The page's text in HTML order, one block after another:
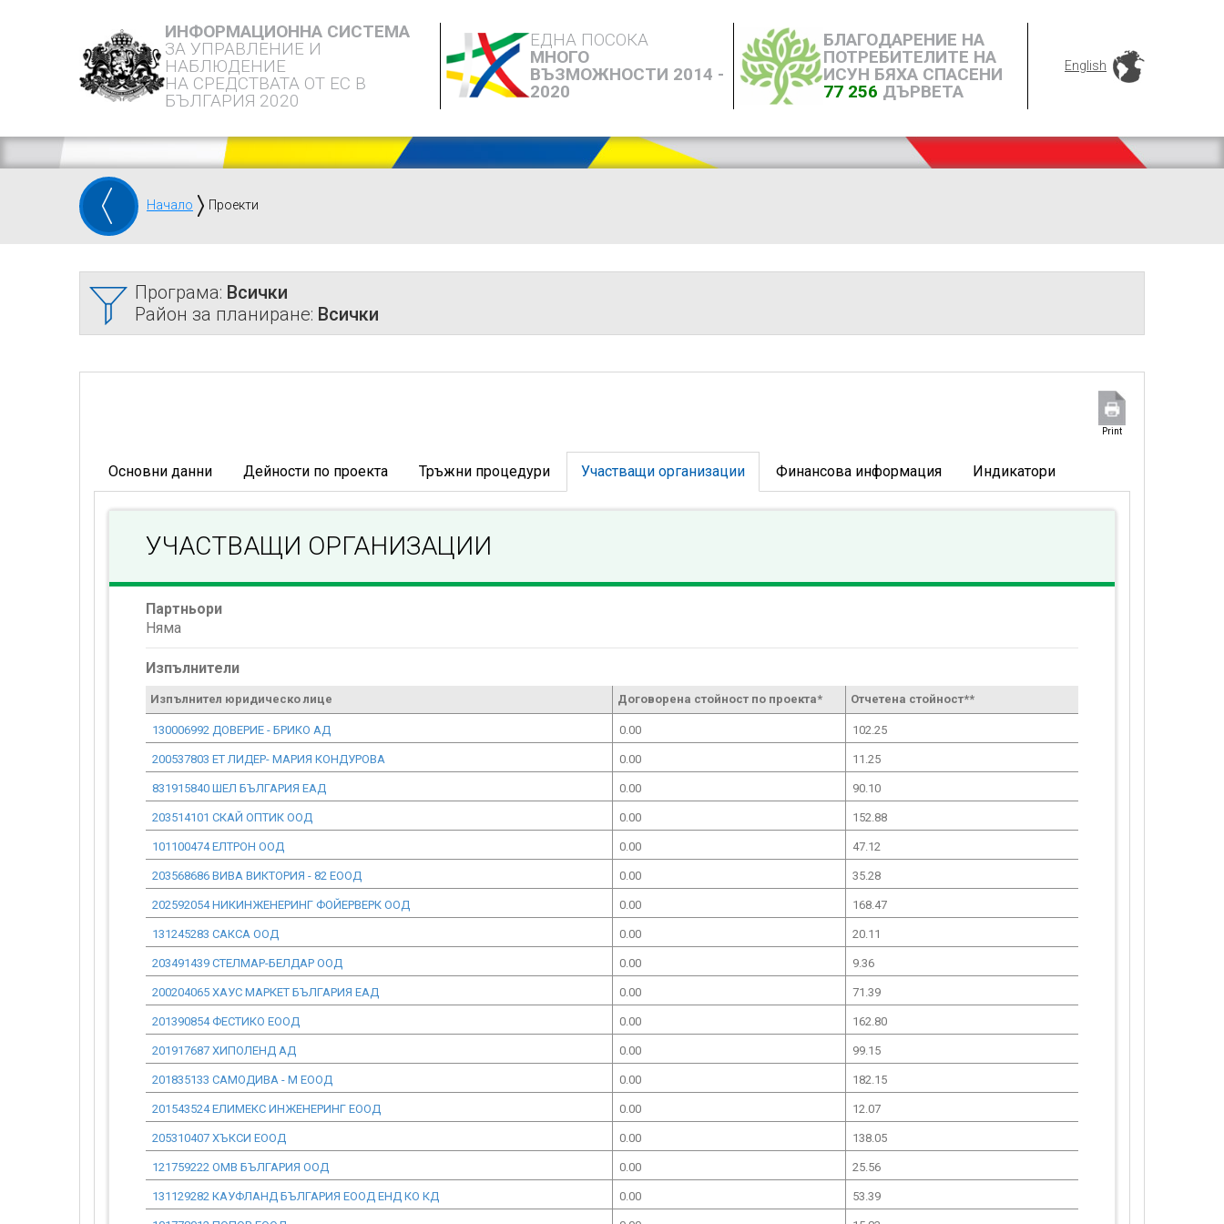
ИНФОРМАЦИОННА СИСТЕМА
ЗА УПРАВЛЕНИЕ И
НАБЛЮДЕНИЕ
НА СРЕДСТВАТА ОТ ЕС В
БЪЛГАРИЯ 2020
ЕДНА ПОСОКА
МНОГО
ВЪЗМОЖНОСТИ 2014 -
2020
БЛАГОДАРЕНИЕ НА
ПОТРЕБИТЕЛИТЕ НА
ИСУН БЯХА СПАСЕНИ
77 256 ДЪРВЕТА
English
Начало Проекти
Програма: Всички
Район за планиране: Всички
Print
Основни данни Дейности по проекта Тръжни процедури Участващи организации Финансова информация Индикатори
УЧАСТВАЩИ ОРГАНИЗАЦИИ
Партньори
Няма
Изпълнители
Изпълнител юридическо лице Договорена стойност по проекта* Отчетена стойност**
130006992 ДОВЕРИЕ - БРИКО АД 0.00 102.25
200537803 ЕТ ЛИДЕР- МАРИЯ КОНДУРОВА 0.00 11.25
831915840 ШЕЛ БЪЛГАРИЯ ЕАД 0.00 90.10
203514101 СКАЙ ОПТИК ООД 0.00 152.88
101100474 ЕЛТРОН ООД 0.00 47.12
203568686 ВИВА ВИКТОРИЯ - 82 ЕООД 0.00 35.28
202592054 НИКИНЖЕНЕРИНГ ФОЙЕРВЕРК ООД 0.00 168.47
131245283 САКСА ООД 0.00 20.11
203491439 СТЕЛМАР-БЕЛДАР ООД 0.00 9.36
200204065 ХАУС МАРКЕТ БЪЛГАРИЯ ЕАД 0.00 71.39
201390854 ФЕСТИКО ЕООД 0.00 162.80
201917687 ХИПОЛЕНД АД 0.00 99.15
201835133 САМОДИВА - М ЕООД 0.00 182.15
201543524 ЕЛИМЕКС ИНЖЕНЕРИНГ ЕООД 0.00 12.07
205310407 ХЪКСИ ЕООД 0.00 138.05
121759222 ОМВ БЪЛГАРИЯ ООД 0.00 25.56
131129282 КАУФЛАНД БЪЛГАРИЯ ЕООД ЕНД КО КД 0.00 53.39